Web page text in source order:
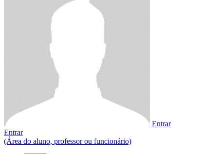
Entrar
Entrar
(Área do aluno, professor ou funcionário)